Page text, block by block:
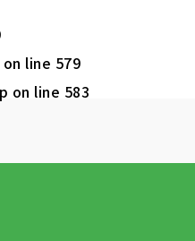
on line 579
on line 583